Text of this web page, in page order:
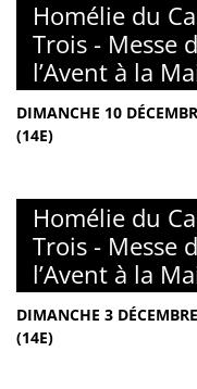
Homélie du
Trois - Messe
l’Avent à la
DIMANCHE 10
(14E)
Homélie du
Trois - Messe
l’Avent à la
DIMANCHE 3
(14E)